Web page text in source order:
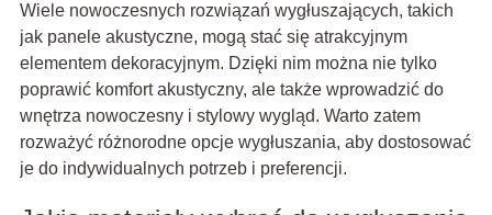
Wiele nowoczesnych rozwiązań wygłuszających, takich
jak panele akustyczne, mogą stać się atrakcyjnym
elementem dekoracyjnym. Dzięki nim można nie tylko
poprawić komfort akustyczny, ale także wprowadzić do
wnętrza nowoczesny i stylowy wygląd. Warto zatem
rozważyć różnorodne opcje wygłuszania, aby dostosować
je do indywidualnych potrzeb i preferencji.